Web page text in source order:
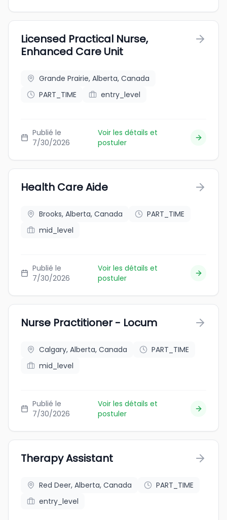
Licensed Practical Nurse,
Enhanced Care Unit
Grande Prairie, Alberta, Canada
PART_TIME
entry_level
Publié le
7/30/2026
Voir les détails et
postuler
Health Care Aide
Brooks, Alberta, Canada
PART_TIME
mid_level
Publié le
7/30/2026
Voir les détails et
postuler
Nurse Practitioner - Locum
Calgary, Alberta, Canada
PART_TIME
mid_level
Publié le
7/30/2026
Voir les détails et
postuler
Therapy Assistant
Red Deer, Alberta, Canada
PART_TIME
entry_level